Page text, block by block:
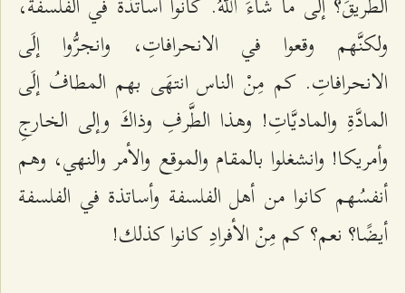
ولكنَّهم وقعوا في الانحرافاتِ، وانجرُّوا إلَى
الانحرافاتِ. كم مِنْ الناس انتهَى بهم المطافُ إلَى
المادَّةِ والمادیَّاتِ! وهذا الطَّرفِ وذاكَ وإلى الخارجِ
وأمریكا! وانشغلوا بالمقام والموقع والأمر والنهي، وهم
أنفسُهم كانوا من أهل الفلسفة وأساتذة في الفلسفة
أیضًا؟ نعم؟ كم مِنْ الأفرادِ كانوا كذلك!